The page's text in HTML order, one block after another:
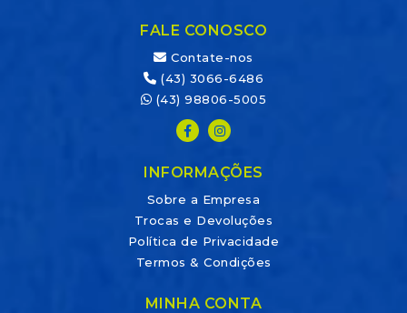
FALE CONOSCO
Contate-nos
(43) 3066-6486
(43) 98806-5005
INFORMAÇÕES
Sobre a Empresa
Trocas e Devoluções
Política de Privacidade
Termos & Condições
MINHA CONTA